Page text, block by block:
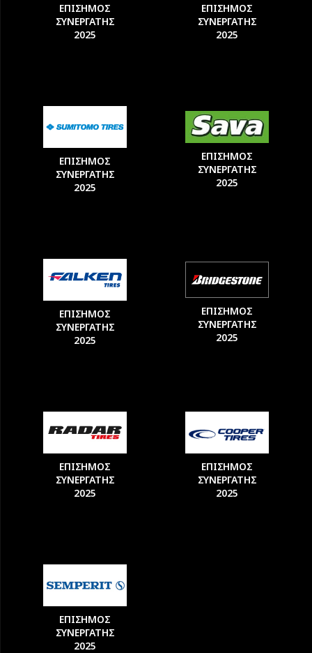
ΕΠΙΣΗΜΟΣ
ΣΥΝΕΡΓΑΤΗΣ
2025
ΕΠΙΣΗΜΟΣ
ΣΥΝΕΡΓΑΤΗΣ
2025
ΕΠΙΣΗΜΟΣ
ΣΥΝΕΡΓΑΤΗΣ
2025
ΕΠΙΣΗΜΟΣ
ΣΥΝΕΡΓΑΤΗΣ
2025
ΕΠΙΣΗΜΟΣ
ΣΥΝΕΡΓΑΤΗΣ
2025
ΕΠΙΣΗΜΟΣ
ΣΥΝΕΡΓΑΤΗΣ
2025
ΕΠΙΣΗΜΟΣ
ΣΥΝΕΡΓΑΤΗΣ
2025
ΕΠΙΣΗΜΟΣ
ΣΥΝΕΡΓΑΤΗΣ
2025
ΕΠΙΣΗΜΟΣ
ΣΥΝΕΡΓΑΤΗΣ
2025